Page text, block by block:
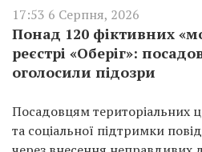
17:53 6 Серпня, 2026
Понад 120 фіктивних
реєстрі «Оберіг»:
оголосили підозри
Посадовцям територіальних
та соціальної підтримки